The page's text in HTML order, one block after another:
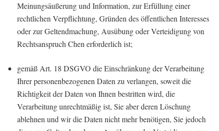
Meinungsäußerung und Information, zur Erfüllung einer
rechtlichen Verpflichtung, Gründen des öffentlichen Interesses
oder zur Geltendmachung, Ausübung oder Verteidigung von
Rechtsanspruch Chen erforderlich ist;
gemäß Art. 18 DSGVO die Einschränkung der Verarbeitung
Ihrer personenbezogenen Daten zu verlangen, soweit die
Richtigkeit der Daten von Ihnen bestritten wird, die
Verarbeitung unrechtmäßig ist, Sie aber deren Löschung
ablehnen und wir die Daten nicht mehr benötigen, Sie jedoch